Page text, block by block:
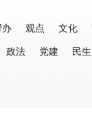
办 观点 文化
政法 党建
民生